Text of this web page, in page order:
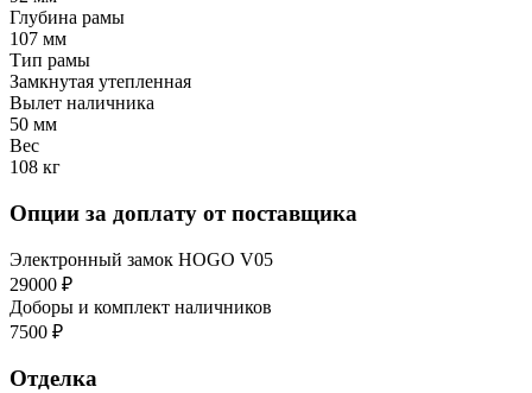
Глубина рамы
107 мм
Тип рамы
Замкнутая утепленная
Вылет наличника
50 мм
Вес
108 кг
Опции за доплату от поставщика
Электронный замок HOGO V05
29000 ₽
Доборы и комплект наличников
7500 ₽
Отделка